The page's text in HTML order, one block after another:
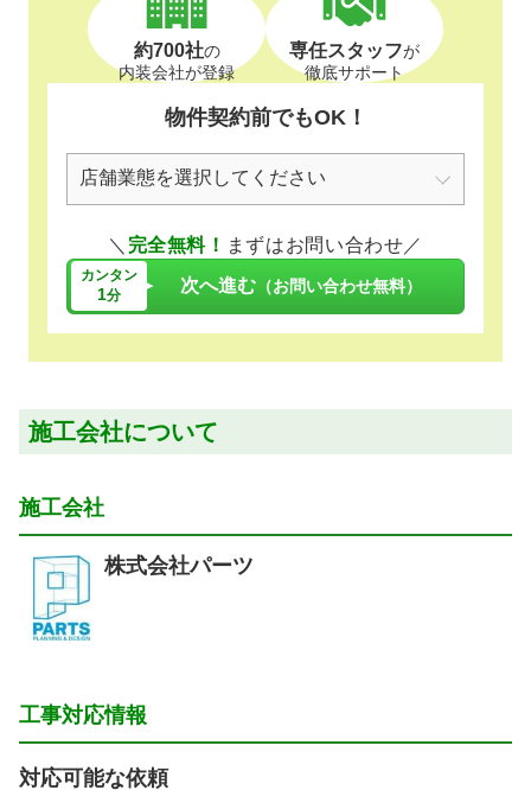
約700社の
内装会社が登録
専任スタッフが
徹底サポート
物件契約前でもOK！
＼ 完全無料！ まずはお問い合わせ／
カンタン
1分 次へ進む （お問い合わせ無料）
施工会社について
施工会社
株式会社パーツ
工事対応情報
対応可能な依頼